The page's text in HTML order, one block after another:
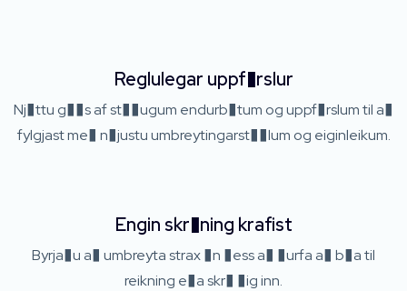
Reglulegar uppf�rslur
Nj�ttu g��s af st��ugum endurb�tum og uppf�rslum til a�
fylgjast me� n�justu umbreytingarst��lum og eiginleikum.
Engin skr�ning krafist
Byrja�u a� umbreyta strax �n �ess a� �urfa a� b�a til
reikning e�a skr� �ig inn.